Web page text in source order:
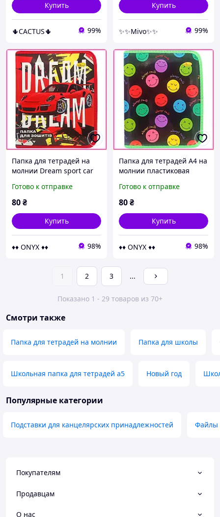
Купить
🌵CACTUS🌵 99%
Купить
✨✨Mivo✨✨ 99%
Папка для тетрадей на
молнии Dream sport car
расписанием уроков
школьная Orange
Готово к отправке
80₴
Купить
♦♦ ONYX ♦♦ 98%
Папка для тетрадей А4 на
молнии пластиковая
расписанием уроков для
школы Orange премиум
Готово к отправке
80₴
Купить
♦♦ ONYX ♦♦ 98%
1 2 3 ...
Показано 1 - 29 товаров из 70+
Смотри также
Папка для тетрадей на молнии Папка для школы
Школьная папка для тетрадей а5 Новый год
Популярные категории
Подставки для канцелярских принадлежностей Файлы
Покупателям
Продавцам
О нас